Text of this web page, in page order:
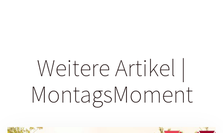
Weitere Artikel |
MontagsMoment